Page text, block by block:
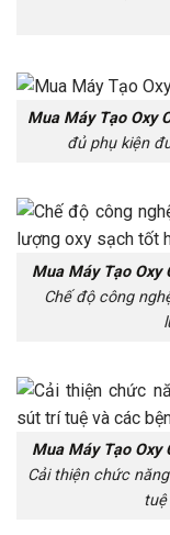
Mua Máy Tạo Oxy
đủ phụ kiện
Mua Máy Tạo Oxy
Chế độ công
Mua Máy Tạo Oxy
Cải thiện chức